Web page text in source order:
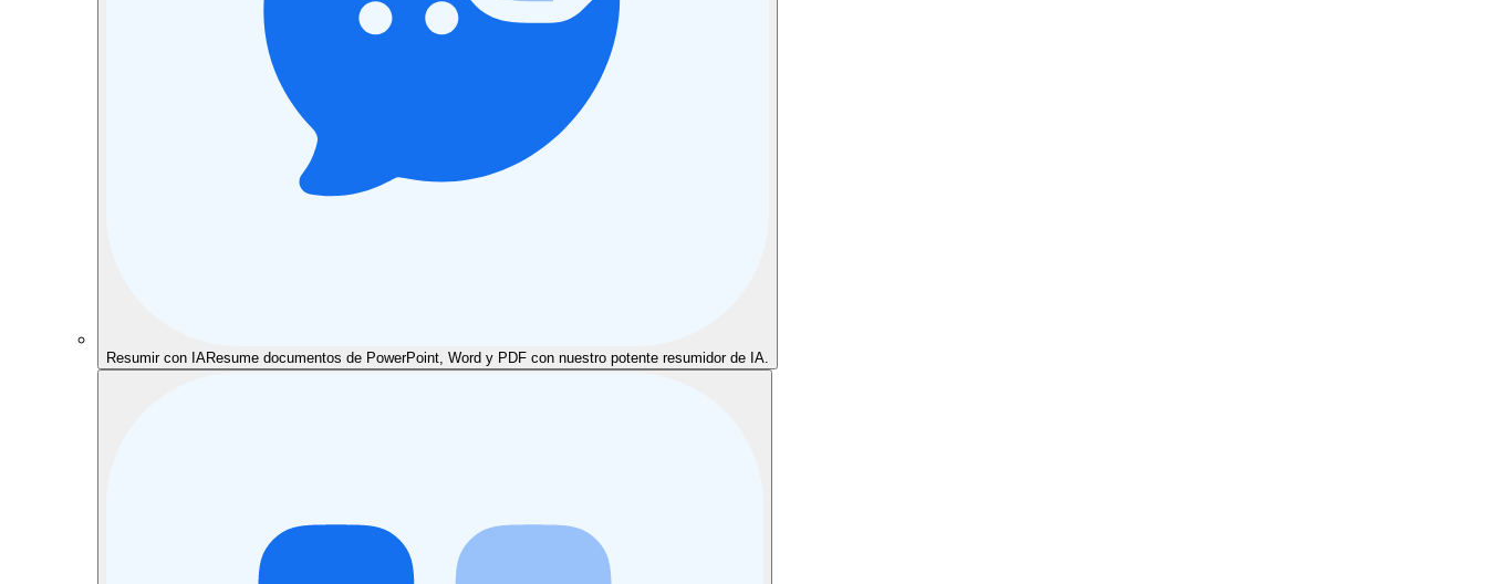
Resumir con IAResume documentos de PowerPoint, Word y PDF con nuestro potente resumidor de IA.